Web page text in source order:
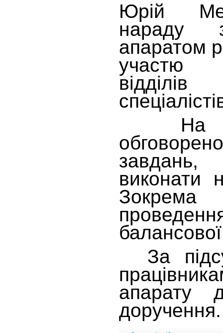
Юрій
нараду
апаратом
участю
На
завдань,
виконати
Зокрема
балансової
За
апарату